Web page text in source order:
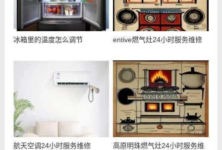
冰箱里的温度怎么调节 entive燃气灶24小时服务维修
航天空调24小时服务维修
高原明珠燃气灶24小时服务维